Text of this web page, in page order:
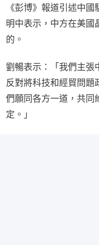
《彭博》報道引述中
明中表示，中方在美國
的。
劉暢表示：「我們主張
反對將科技和經貿問題
們願同各方一道，共同
定。」